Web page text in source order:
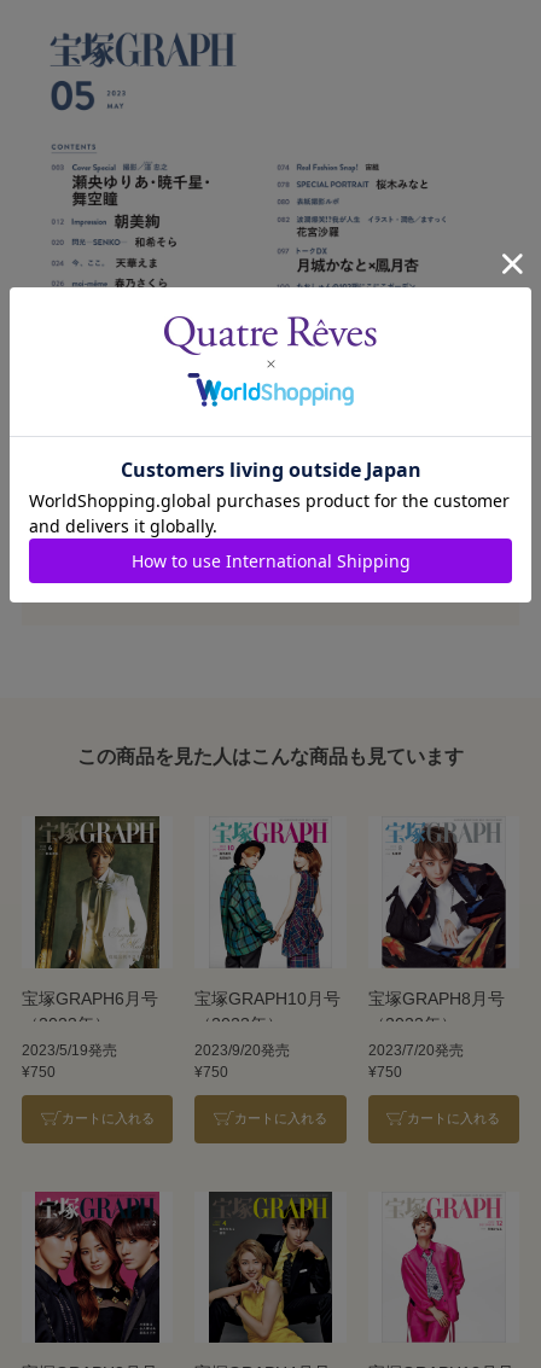
この商品を見た人はこんな商品も見ています
宝塚GRAPH6月号
（2023年）
2023/5/19発売
¥750
カートに入れる
宝塚GRAPH10月号
（2023年）
2023/9/20発売
¥750
カートに入れる
宝塚GRAPH8月号
（2023年）
2023/7/20発売
¥750
カートに入れる